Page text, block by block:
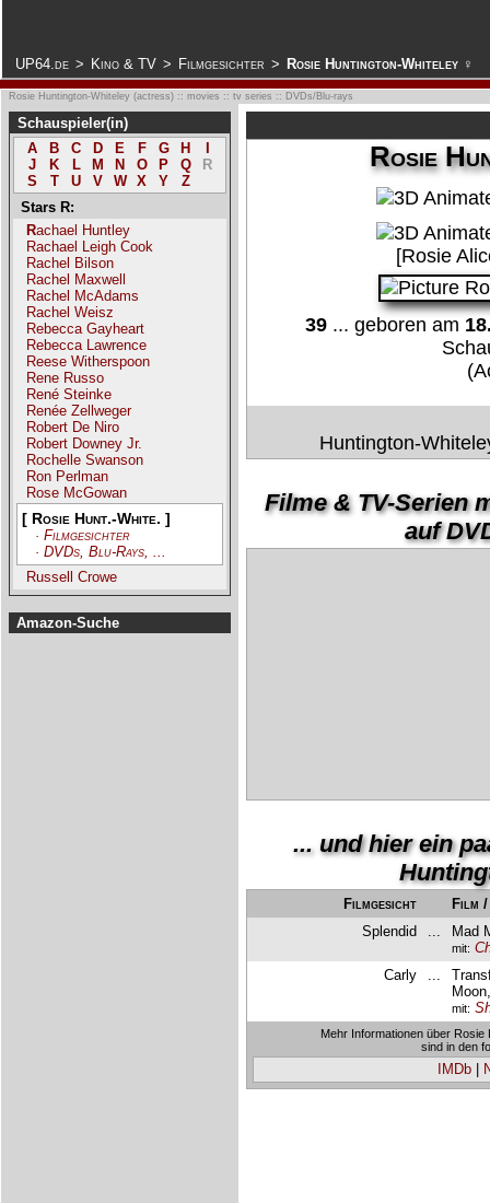
UP64.de > Kino & TV > Filmgesichter > Rosie Huntington-Whiteley ♀
Rosie Huntington-Whiteley (actress) :: movies :: tv series :: DVDs/Blu-rays
Schauspieler(in)
A
B C D E F G H
J
K L M N O P Q
R
S
T U V W X Y
Z
Stars R:
Rachael Huntley
Rachael Leigh Cook
Rachel Bilson
Rachel Maxwell
Rachel McAdams
Rachel Weisz
Rebecca Gayheart
Rebecca Lawrence
Reese Witherspoon
Rene Russo
René Steinke
Renée Zellweger
Robert De Niro
Robert Downey Jr.
Rochelle Swanson
Ron Perlman
Rose McGowan
[ Rosie Hunt.-White. ]
· Filmgesichter
· DVDs, Blu-Rays, ...
Russell Crowe
Amazon-Suche
Rosie
[Rosie
39 ... geboren am
Huntington-
Filme & TV-Serien
auf
... und hier ein
Filmgesicht
Film
Splendid
... Mad
mit:
Carly
...
mit:
Mehr Informationen über Rosie
sind in den
IMDb|